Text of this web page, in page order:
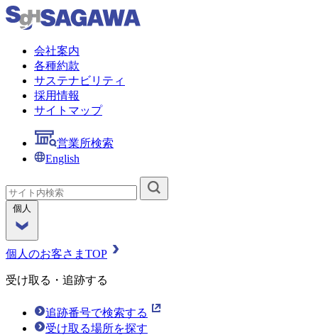
会社案内
各種約款
サステナビリティ
採用情報
サイトマップ
営業所検索
English
個人
個人のお客さまTOP
受け取る・追跡する
追跡番号で検索する
受け取る場所を探す